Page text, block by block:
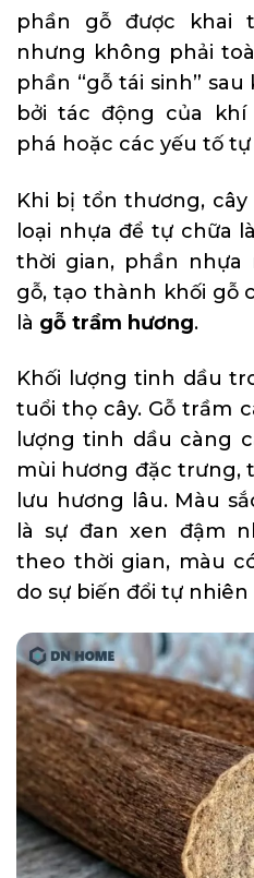
phần gỗ được khai
nhưng không phải
phần “gỗ tái sinh”
bởi tác động của
phá hoặc các yếu tố
Khi bị tổn thương,
loại nhựa để tự chữa
thời gian, phần
gỗ, tạo thành khối gỗ
là gỗ trầm hương.
Khối lượng tinh dầu
tuổi thọ cây. Gỗ trầm
lượng tinh dầu càng
mùi hương đặc trưng,
lưu hương lâu. Màu
là sự đan xen đậm
theo thời gian, màu
do sự biến đổi tự